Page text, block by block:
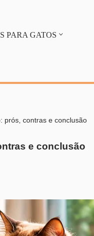
PARA GATOS
prós, contras e conclusão
e conclusão